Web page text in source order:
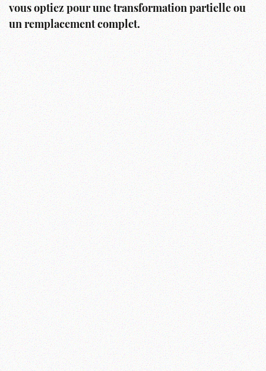
vous optiez pour une transformation partielle ou
un remplacement complet.